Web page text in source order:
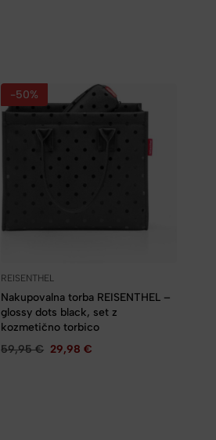
-50%
REISENTHEL
Nakupovalna torba REISENTHEL –
glossy dots black, set z
kozmetično torbico
59,95€ 29,98€